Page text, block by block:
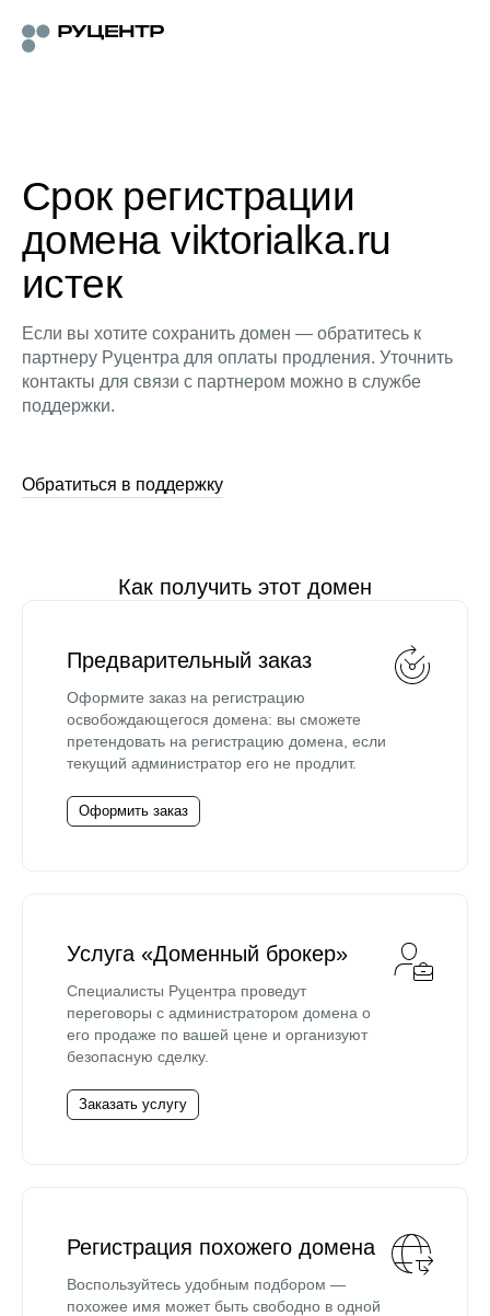
Срок регистрации
домена viktorialka.ru
истек
Если вы хотите сохранить домен — обратитесь к
партнеру Руцентра для оплаты продления. Уточнить
контакты для связи с партнером можно в службе
поддержки.
Обратиться в поддержку
Как получить этот домен
Предварительный заказ
Оформите заказ на регистрацию
освобождающегося домена: вы сможете
претендовать на регистрацию домена, если
текущий администратор его не продлит.
Оформить заказ
Услуга «Доменный брокер»
Специалисты Руцентра проведут
переговоры с администратором домена о
его продаже по вашей цене и организуют
безопасную сделку.
Заказать услугу
Регистрация похожего домена
Воспользуйтесь удобным подбором —
похожее имя может быть свободно в одной